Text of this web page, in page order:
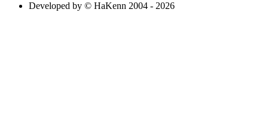
Developed by © HaKenn 2004 - 2026